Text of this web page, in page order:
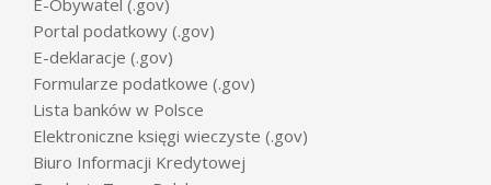
Portal podatkowy (.gov)
E-deklaracje (.gov)
Formularze podatkowe (.gov)
Lista banków w Polsce
Elektroniczne księgi wieczyste (.gov)
Biuro Informacji Kredytowej